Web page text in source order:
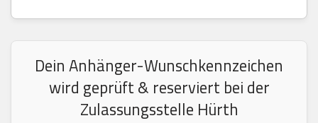
Dein Anhänger-Wunschkennzeichen
wird geprüft & reserviert bei der
Zulassungsstelle Hürth